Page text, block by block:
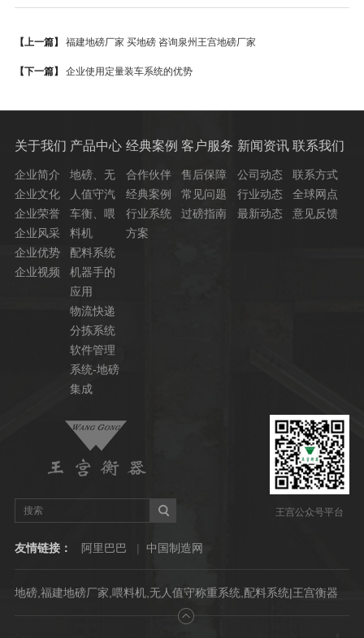
【上一篇】 福建地磅厂家 买地磅 咨询泉州王宫地磅厂家
【下一篇】 企业使用定量装车系统的优势
关于我们
企业简介
企业文化
企业荣誉
企业风采
企业优势
企业视频
产品中心
地磅、无
人值守汽
车衡、喂
料机
配料系统
机器手的
应用
物流快递
分拣系统
软件管理
系统-地磅
集成
经典案例
合作伙伴
经典案例
行业系统
方案
客户服务
售后保障
常见问题
过磅指南
新闻资讯
公司动态
行业动态
最新动态
联系我们
联系方式
全球网点
意见反馈
王宫公众号平台
友情链接： 阿里巴巴 | 中国制造网
地磅,福建地磅厂家,喂料机,无人值守称重系统,配料系统|王宫衡器